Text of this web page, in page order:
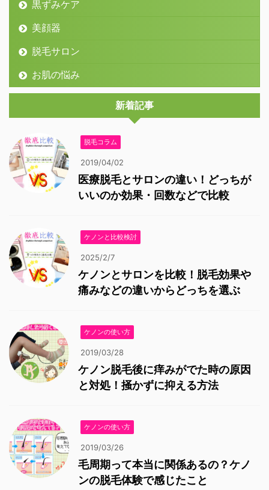
黒ずみケア
美顔器
脱毛サロン
お肌の悩み
新着記事
脱毛コラム
2019/04/02
医療脱毛とサロンの違い！どっちが
いいのか効果・回数などで比較
ケノンと比較検討
2025/2/7
ケノンとサロンを比較！脱毛効果や
痛みなどの違いからどっちを選ぶ
ケノンの使い方
2019/03/28
ケノン脱毛後に痒みがでた時の原因
と対処！掻かずに抑える方法
ケノンの使い方
2019/03/26
毛周期って本当に関係あるの？ケノ
ンの脱毛体験で感じたこと